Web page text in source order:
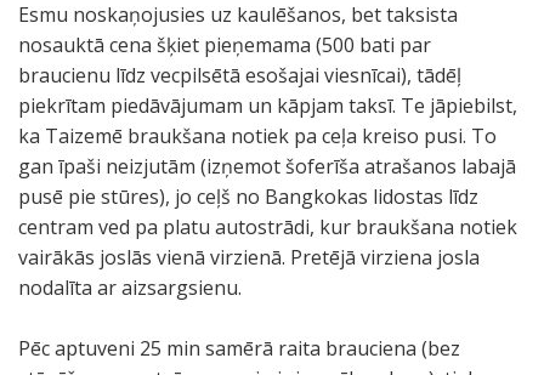
Esmu noskaņojusies uz kaulēšanos, bet taksista
nosauktā cena šķiet pieņemama (500 bati par
braucienu līdz vecpilsētā esošajai viesnīcai), tādēļ
piekrītam piedāvājumam un kāpjam taksī. Te jāpiebilst,
ka Taizemē braukšana notiek pa ceļa kreiso pusi. To
gan īpaši neizjutām (izņemot šoferīša atrašanos labajā
pusē pie stūres), jo ceļš no Bangkokas lidostas līdz
centram ved pa platu autostrādi, kur braukšana notiek
vairākās joslās vienā virzienā. Pretējā virziena josla
nodalīta ar aizsargsienu.
Pēc aptuveni 25 min samērā raita brauciena (bez